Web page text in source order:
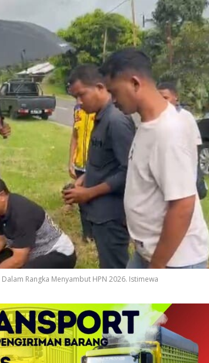
Rangka Menyambut HPN 2026. Istimewa